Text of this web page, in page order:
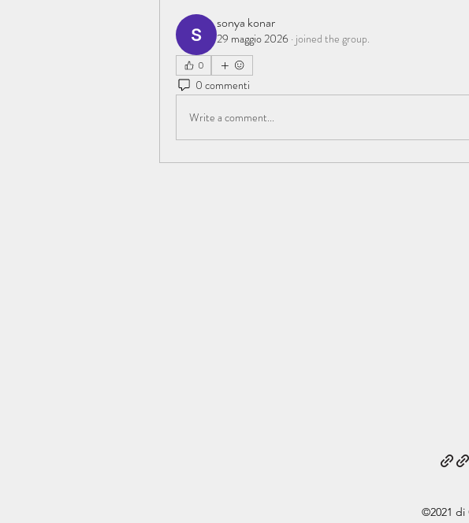
sonya konar
29 maggio 2026 · joined the group.
0
0 commenti
Write a comment...
©2021 di